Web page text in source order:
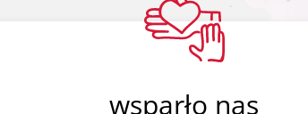
wsparło nas